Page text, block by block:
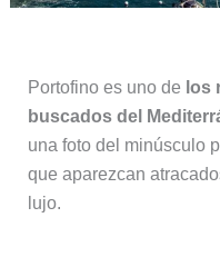
Portofino es uno de los
buscados del
una foto del minúsculo
que aparezcan
lujo.